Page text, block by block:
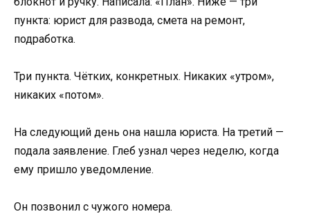
пункта: юрист для развода, смета на ремонт,
подработка.
Три пункта. Чётких, конкретных. Никаких «утром»,
никаких «потом».
На следующий день она нашла юриста. На третий —
подала заявление. Глеб узнал через неделю, когда
ему пришло уведомление.
Он позвонил с чужого номера.